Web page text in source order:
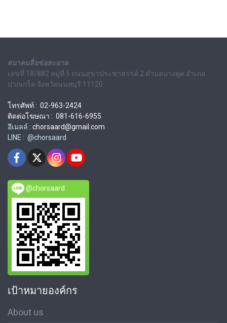
สมาคมสื่อช่อสะอาด
เลขที่ 18/882 หมู่ที่ 5 ถนนสุขาประชาสรรค์ 2 ตำบลบางพูด อำเภอ
ปากเกร็ด จังหวัดนนทบุรี 11120
โทรศัพท์ : 02-963-2424
ติดต่อโฆษณา : 081-616-6955
อีเมลล์ : chorsaard@gmail.com
LINE : @chorsaard
@chorsaard
เป้าหมายองค์กร
About us